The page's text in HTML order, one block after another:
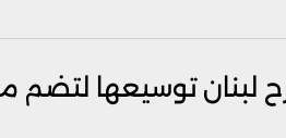
لبنان توسيعها